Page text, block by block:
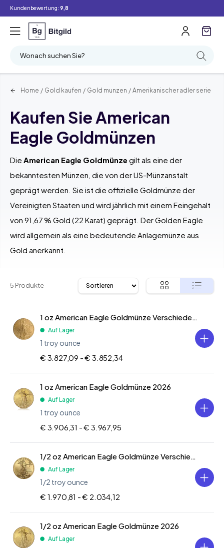
Kundenbewertung: 9,8
Wonach suchen Sie?
Filter
Home / Gold kaufen / Gold munzen / Amerikanischer adler serie
Kaufen Sie American
Eagle Goldmünzen
Die American Eagle Goldmünze gilt als eine der
bekanntesten Münzen, die von der US-Münzanstalt
geprägt werden. Sie ist die offizielle Goldmünze der
Vereinigten Staaten und wird jährlich mit einem Feingehalt
von 91,67 % Gold (22 Karat) geprägt. Der Golden Eagle
wird allgemein als eine bedeutende Anlagemünze aus
Gold anerkannt.
5 Produkte
1 oz American Eagle Goldmünze Verschiedene Jahre
Auf Lager
1 troy ounce
€ 3.827,09 -€ 3.852,34
1 oz American Eagle Goldmünze 2026
Auf Lager
1 troy ounce
€ 3.906,31 -€ 3.967,95
1/2 oz American Eagle Goldmünze Verschiedene Jahre
Auf Lager
1/2 troy ounce
€ 1.970,81 -€ 2.034,12
1/2 oz American Eagle Goldmünze 2026
Auf Lager